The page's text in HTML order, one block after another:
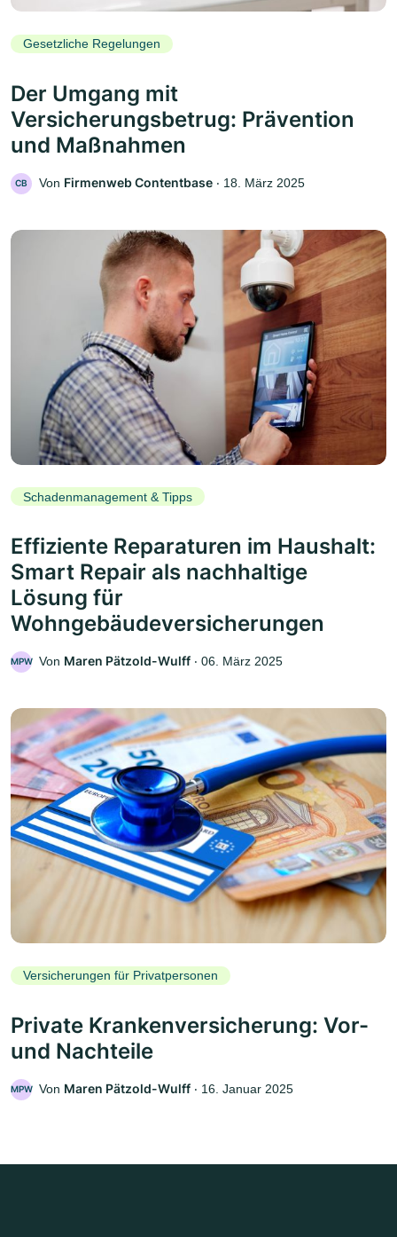
Gesetzliche Regelungen
Der Umgang mit
Versicherungsbetrug: Prävention
und Maßnahmen
CB Von Firmenweb Contentbase ‧ 18. März 2025
Schadenmanagement & Tipps
Effiziente Reparaturen im Haushalt:
Smart Repair als nachhaltige
Lösung für
Wohngebäudeversicherungen
MPW Von Maren Pätzold-Wulff ‧ 06. März 2025
Versicherungen für Privatpersonen
Private Krankenversicherung: Vor-
und Nachteile
MPW Von Maren Pätzold-Wulff ‧ 16. Januar 2025